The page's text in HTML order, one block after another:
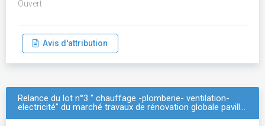
Ouvert
Avis d'attribution
Relance du lot n°3 " chauffage -plomberie- ventilation-
electricité" du marché travaux de rénovation globale pavill…